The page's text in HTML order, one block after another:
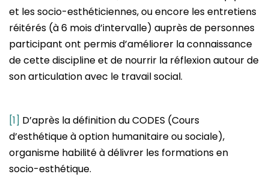
et les socio-esthéticiennes, ou encore les entretiens
réitérés (à 6 mois d’intervalle) auprès de personnes
participant ont permis d’améliorer la connaissance
de cette discipline et de nourrir la réflexion autour de
son articulation avec le travail social.
[1] D’après la définition du CODES (Cours
d’esthétique à option humanitaire ou sociale),
organisme habilité à délivrer les formations en
socio-esthétique.